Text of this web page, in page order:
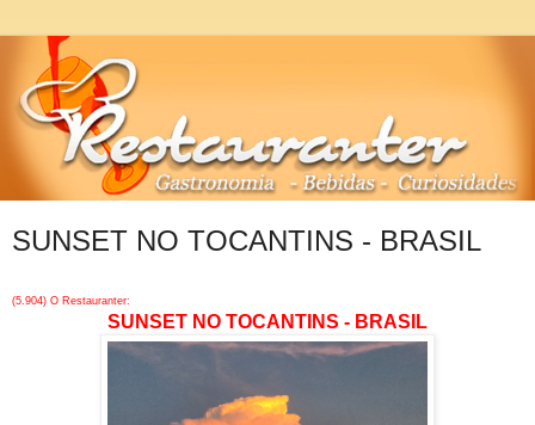
SUNSET NO TOCANTINS - BRASIL
(5.904) O Restauranter:
SUNSET NO TOCANTINS - BRASIL